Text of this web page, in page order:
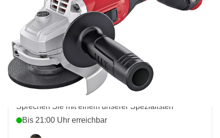
Vor 23:59 Uhr bestellt,heute versendet
Kostenlos geliefertab 50,- €
100 TageRückgaberecht
Kundenrezensionen:4,58/5(7.072 Bewertungen)
Fragen zu diesem Produkt?
Sprechen Sie mit einem unserer Spezialisten“
Bis 21:00 Uhr erreichbar